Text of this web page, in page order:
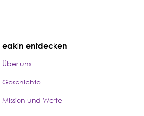
eakin entdecken
Über uns
Geschichte
Mission und Werte